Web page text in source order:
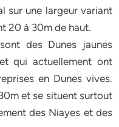
sur une largeur variant
20 à 30m de haut.
des Dunes jaunes
qui actuellement ont
en Dunes vives.
et se situent surtout
des Niayes et des